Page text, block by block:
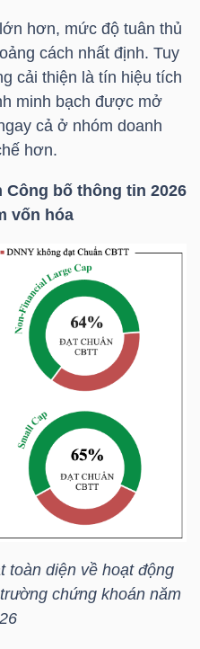
hơn, mức độ tuân thủ
cách nhất định. Tuy
cải thiện là tín hiệu tích
minh bạch được mở
cả ở nhóm doanh
hơn.
Công bố thông tin 2026
vốn hóa
toàn diện về hoạt động
chứng khoán năm